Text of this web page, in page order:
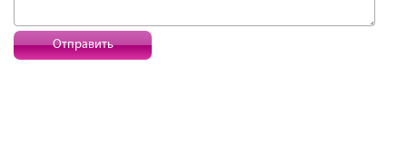
Отправить